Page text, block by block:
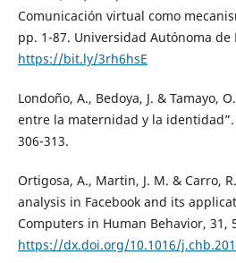
Comunicación virtual como
pp. 1-87. Universidad Autónoma de
https://bit.ly/3rh6hsE
Londoño, A., Bedoya, J. & Tamayo,
entre la maternidad y la identidad”.
306-313.
Ortigosa, A., Martin, J. M. & Carro,
analysis in Facebook and its
Computers in Human Behavior, 31,
https://dx.doi.org/10.1016/